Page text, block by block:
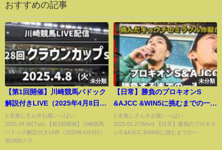
おすすめの記事
未分類
【第1回開催】川崎競馬パドック
解説付きLIVE（2025年4月8日）
第28回クラウンカップSⅢ
1:名無しさん＠お腹いっぱい
2025.04.08(Tue) 【第1回開催】川崎競馬
パドック解説付きLIVE（2025年4月8日）
第28回クラ...
未分類
【日常】勝負のプロキオンS
&AJCC &WIN5に挑むまでの一週
間Vlog日記。
1:名無しさん＠お腹いっぱい
2025.01.27(Mon) 【日常】勝負のプロキオ
ンS &AJCC &WIN5に挑むまでの一...